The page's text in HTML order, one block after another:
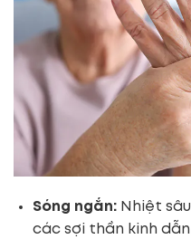
Sóng ngắn:Nhiệt sâu
các sợi thần kinh